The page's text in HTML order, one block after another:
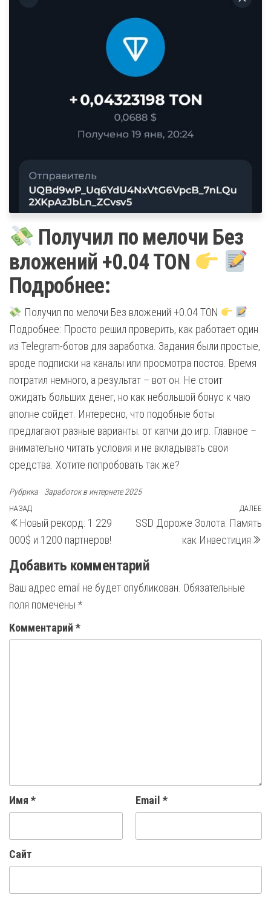
Получил по мелочи Без
вложений +0.04 TON
Подробнее:
Получил по мелочи Без вложений +0.04 TON
Подробнее: Просто решил проверить, как работает один
из Telegram-ботов для заработка. Задания были простые,
вроде подписки на каналы или просмотра постов. Время
потратил немного, а результат – вот он. Не стоит
ожидать больших денег, но как небольшой бонус к чаю
вполне сойдет. Интересно, что подобные боты
предлагают разные варианты: от капчи до игр. Главное –
внимательно читать условия и не вкладывать свои
средства. Хотите попробовать так же?
Рубрика Заработок в интернете 2025
Навигация
по
записям
Предыдущая
запись
НАЗАД
Новый рекорд: 1 229
000$ и 1200 партнеров!
ДАЛЕЕ
SSD Дороже Золота: Память
как Инвестиция
Добавить комментарий
Ваш адрес email не будет опубликован. Обязательные
поля помечены *
Комментарий *
Имя * Email *
Сайт